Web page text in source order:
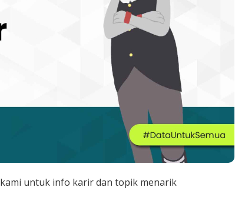
kami untuk info karir dan topik menarik